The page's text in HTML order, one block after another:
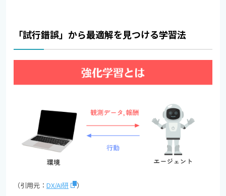
「試行錯誤」から最適解を見つける学習法
（引用元： DX/AI研 ）